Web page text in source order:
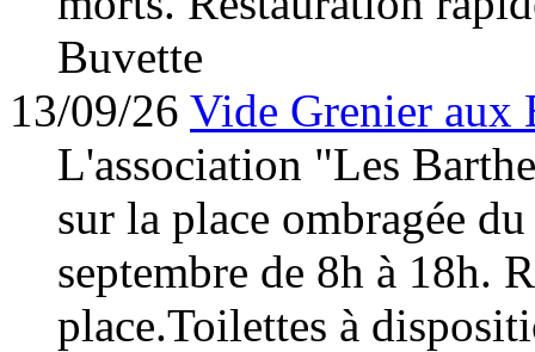
Buvette
13/09/26 Vide Grenier aux
L'association "Les
sur la place ombragée
septembre de 8h à 18h.
place.Toilettes à